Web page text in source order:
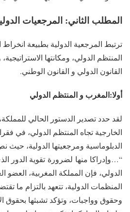
المطلب الثاني: المرجعيات
ترتبط المرجعية الدولية بطبيعة
المنتظم الدولي، ومكانتها
القانون الدولي و القانون الوطني.
أولا:المغرب و المنتظم الدولي
لقد حدد تصدير الدستور الحالي
الخارجية تجاه المنتظم الدولي، في
الدبلوماسية ومرجعيتها الدولية، حيث
“…وإدراكا منها لضرورة تقوية الدور
الدولي، فإن المملكة المغربية، العضو
المنظمات الدولية، تتعهد بالتزام ما
وحقوق وواجبات، وتؤكد تشبثها بحقوق